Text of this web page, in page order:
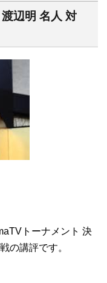
辺明 名人 対
トーナメント 決
の講評です。